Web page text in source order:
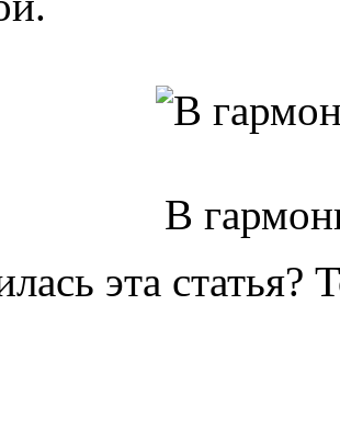
В
эта статья?